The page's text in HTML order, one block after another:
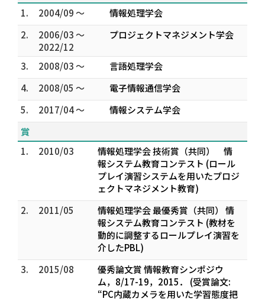
1.
2004/09 ～
情報処理学会
2.
2006/03 ～
2022/12
プロジェクトマネジメント学会
3. 2008/03 ～
言語処理学会
4.
2008/05 ～
電子情報通信学会
5.
2017/04 ～
情報システム学会
賞
1.
2010/03
情報処理学会 技術賞（共同） 情
報システム教育コンテスト (ロール
プレイ演習システムを用いたプロジ
ェクトマネジメント教育)
2.
2011/05
情報処理学会 最優秀賞（共同） 情
報システム教育コンテスト (教材を
動的に調整するロールプレイ演習を
介したPBL)
3.
2015/08
優秀論文賞 情報教育シンポジウ
ム，8/17-19，2015． (受賞論文:
“PC内蔵カメラを用いた学習態度把